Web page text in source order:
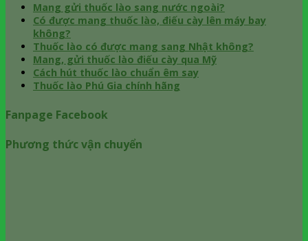
Mang gửi thuốc lào sang nước ngoài?
Có được mang thuốc lào, điếu cày lên máy bay
không?
Thuốc lào có được mang sang Nhật không?
Mang, gửi thuốc lào điếu cày qua Mỹ
Cách hút thuốc lào chuẩn êm say
Thuốc lào Phú Gia chính hãng
Fanpage Facebook
Phương thức vận chuyển